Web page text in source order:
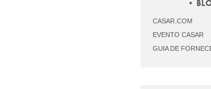
CASAR.COM
EVENTO CASAR
GUIA DE